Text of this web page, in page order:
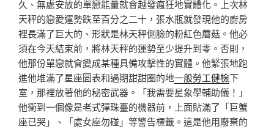
久、無處安放的單戀能量就會越發瘋狂地實體化。上次林
天秤的戀愛運勢跌至百分之二十，張水瓶就發現他的廚房
裡長滿了巨大的、形狀是林天秤側臉的粉紅色蘑菇。他必
須在今天結束前，將林天秤的運勢至少提升到零。否則，
他那份單戀就會變成某種具備攻擊性的實體。他緊張地跑
進他堆滿了星座圖表和過期甜甜圈的地一般勞工健檢下
室，那裡放著他的秘密武器。「我需要星象學輔助儀！」
他衝到一個像是老式彈珠臺的機器前，上面貼滿了「巨蟹
座已哭」、「處女座勿碰」等警告標籤。這是他用廢棄的